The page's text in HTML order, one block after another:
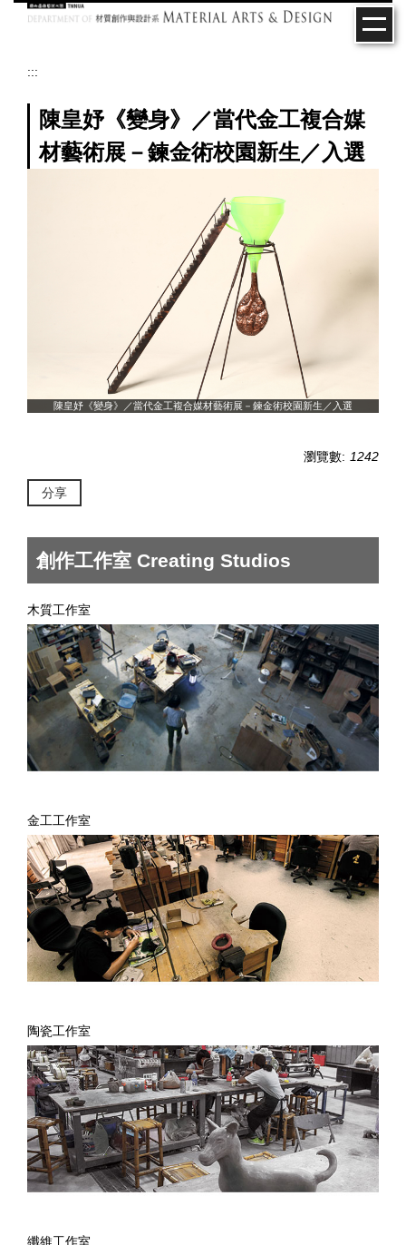
:::
陳皇妤《變身》／當代金工複合媒
材藝術展－鍊金術校園新生／入選
陳皇妤《變身》／當代金工複合媒材藝術展－鍊金術校園新生／入選
瀏覽數: 1242
分享
創作工作室 Creating Studios
木質工作室
金工工作室
陶瓷工作室
纖維工作室